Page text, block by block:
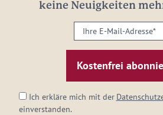
keine Neuigkeiten
Ihre
E-
Mail-
Adresse:
Ich erkläre mich mit der
einverstanden.